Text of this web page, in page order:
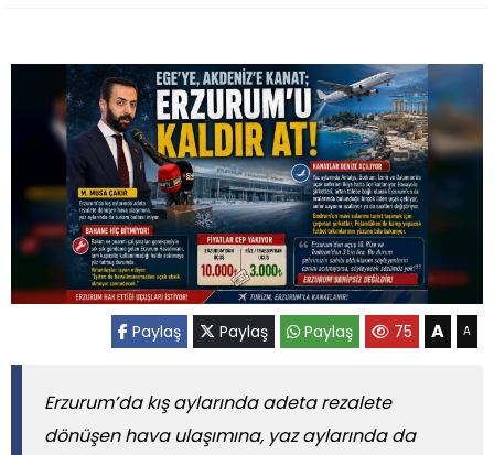
Paylaş Paylaş Paylaş 75 A A
Erzurum’da kış aylarında adeta rezalete
dönüşen hava ulaşımına, yaz aylarında da